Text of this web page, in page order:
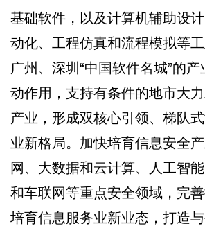
基础软件，以及计算机辅助设
动化、工程仿真和流程模拟等
广州、深圳“中国软件名城”的
动作用，支持有条件的地市大
产业，形成双核心引领、梯队
业新格局。加快培育信息安全
网、大数据和云计算、人工智
和车联网等重点安全领域，完善
培育信息服务业新业态，打造